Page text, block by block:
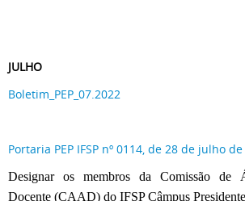
JULHO
Boletim_PEP_07.2022
Portaria PEP IFSP nº 0114, de 28 de julho
Designar os membros da Comissão de
Docente (CAAD) do IFSP Câmpus